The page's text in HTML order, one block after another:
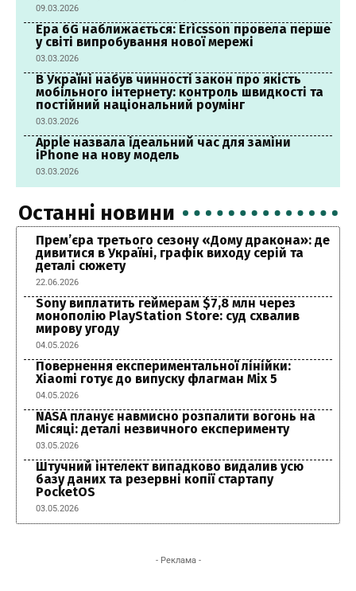
09.03.2026
Ера 6G наближається: Ericsson провела перше
у світі випробування нової мережі
03.03.2026
В Україні набув чинності закон про якість
мобільного інтернету: контроль швидкості та
постійний національний роумінг
03.03.2026
Apple назвала ідеальний час для заміни
iPhone на нову модель
03.03.2026
Останні новини
Прем’єра третього сезону «Дому дракона»: де
дивитися в Україні, графік виходу серій та
деталі сюжету
22.06.2026
Sony виплатить геймерам $7,8 млн через
монополію PlayStation Store: суд схвалив
мирову угоду
04.05.2026
Повернення експериментальної лінійки:
Xiaomi готує до випуску флагман Mix 5
04.05.2026
NASA планує навмисно розпалити вогонь на
Місяці: деталі незвичного експерименту
03.05.2026
Штучний інтелект випадково видалив усю
базу даних та резервні копії стартапу
PocketOS
03.05.2026
- Реклама -